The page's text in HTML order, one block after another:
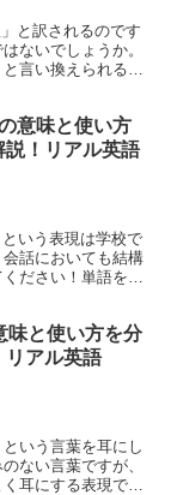
と訳されるのです
ないでしょうか。
言い換えられると
意味と使い方
説！リアル英語
いう表現は学校で
話においても結構
ださい！単語を見
味と使い方を分
リアル英語
いう言葉を耳にし
ない言葉ですが、
耳にする表現で